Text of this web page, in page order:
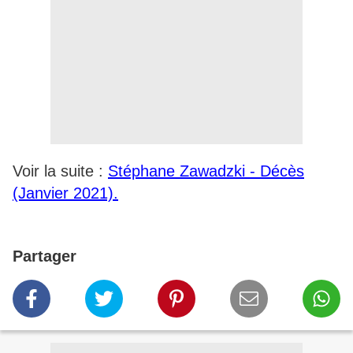
Voir la suite : Stéphane Zawadzki - Décès
(Janvier 2021).
Partager